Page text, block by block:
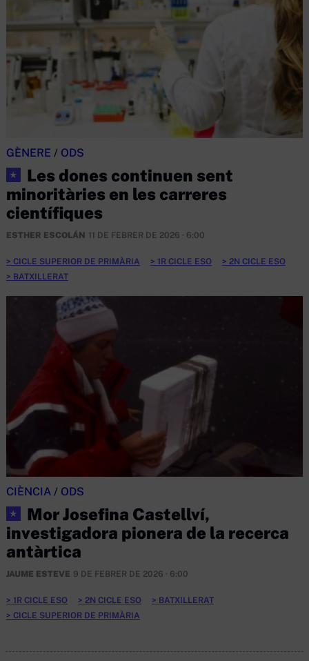
GÈNERE / ODS
★
Les dones continuen sent
minoritàries en les carreres
científiques
ESTHER ESCOLÁN 11 DE FEBRER DE 2026 · 6:00
CICLE SUPERIOR DE PRIMÀRIA 1R CICLE ESO
2N CICLE ESO
BATXILLERAT
CIÈNCIA / ODS
★
Mor Josefina Castellví,
investigadora pionera de la recerca
antàrtica
JAUME ESTEVE 9 DE FEBRER DE 2026 · 6:00
1R CICLE ESO 2N CICLE ESO
BATXILLERAT
CICLE SUPERIOR DE PRIMÀRIA